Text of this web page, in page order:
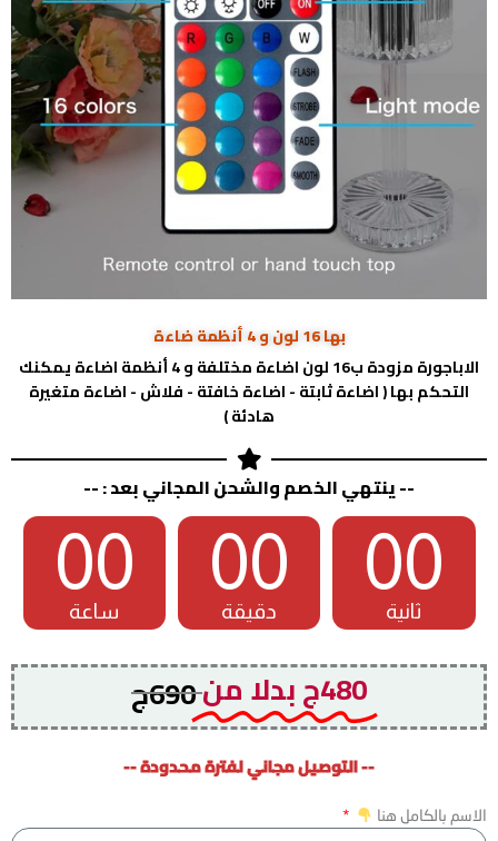
بها 16 لون و 4 أنظمة ضاءة
الاباجورة مزودة ب16 لون اضاءة مختلفة و 4 أنظمة اضاءة يمكنك
التحكم بها ( اضاءة ثابتة - اضاءة خافتة - فلاش - اضاءة متغيرة
هادئة )
-- ينتهي الخصم والشحن المجاني بعد : --
00
ساعة
00
دقيقة
00
ثانية
480ج بدلا من 690ج
-- التوصيل مجاني لفترة محدودة --
الاسم بالكامل هنا